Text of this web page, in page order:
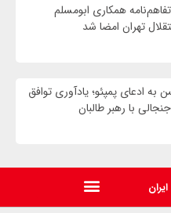
تفاهم‌نامه همکاری ابومسلم
تهران امضا شد
ادعای پمپئو؛ یادآوری توافق
با رهبر طالبان